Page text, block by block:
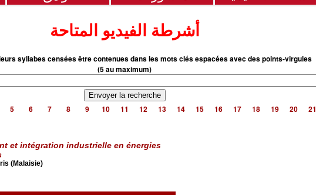
أشرطة الفيديو المتاحة
syllabes censées être contenues dans les mots clés espacées avec des points-virgules
(5 au maximum)
5 6 7 8 9 10 11 12 13 14 15 16 17 18 19 20 21
et intégration industrielle en énergies
(Malaisie)